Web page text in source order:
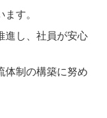
す。
進し、社員が安心
体制の構築に努め